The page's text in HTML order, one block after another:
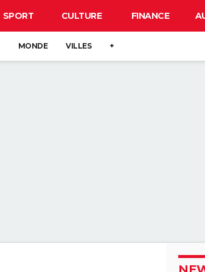
SPORT CULTURE FINANCE
MONDE VILLES +